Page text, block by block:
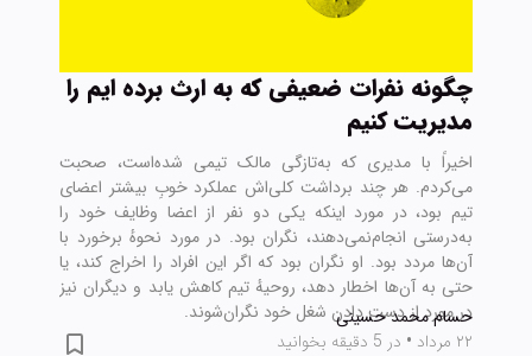
چگونه نفرات ضعیفی که به ارث برده ایم را
مدیریت کنیم
اخیراً با مدیری که به‌تازگی مالک تیمی شده‌است، صحبت
می‌کردم. هر چند برداشت کلی‌اش عملکرد خوبِ بیشتر اعضای
تیم بود، در مورد اینکه یکی دو نفر از اعضا وظایف خود را
به‌درستی انجام‌نمی‌دهند، نگران بود. در مورد نحوهٔ برخورد با
آن‌ها مردد بود. او نگران بود که اگر این افراد را اخراج کند، یا
حتی به آن‌ها اخطار دهد، روحیهٔ تیم کاهش یابد و دیگران نیز
در مورد از دست دادن شغل خود نگران‌شوند.
حسام محمد حسینی
۲۲ مرداد
• در 5 دقیقه بخوانید